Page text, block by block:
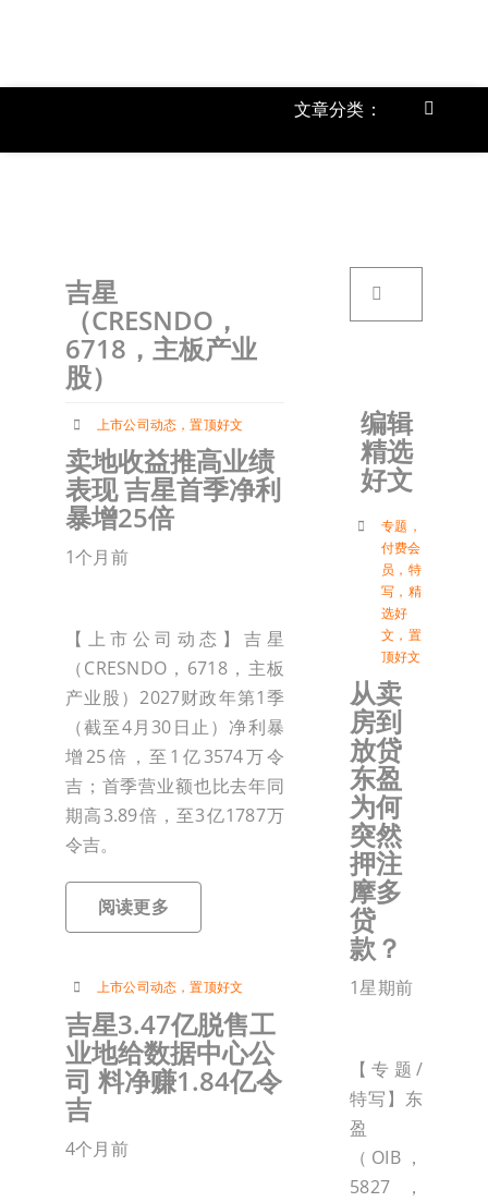
文章分类：
Toggle
吉星
（CRESNDO，
6718，主板产业
股）
上市公司动态 ，置顶好文
卖地收益推高业绩
表现 吉星首季净利
暴增25倍
1个月前
【上市公司动态】吉星
（CRESNDO，6718，主板
产业股）2027财政年第1季
（截至4月30日止）净利暴
增25倍，至1亿3574万令
吉；首季营业额也比去年同
期高3.89倍，至3亿1787万
令吉。
阅读更多
上市公司动态 ，置顶好文
吉星3.47亿脱售工
业地给数据中心公
司 料净赚1.84亿令
吉
4个月前
编辑
精选
好文
专题 ，
付费会
员 ， 特
写 ， 精
选好
文 ， 置
顶好文
从卖
房到
放贷
东盈
为何
突然
押注
摩多
贷
款？
1星期前
【专题/
特写】东
盈
（OIB，
5827，